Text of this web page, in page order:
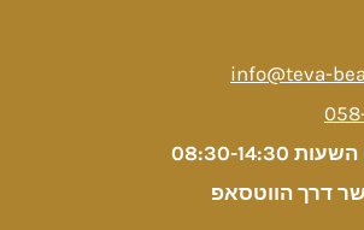
info@teva-
14:30
דרך הווטסאפ